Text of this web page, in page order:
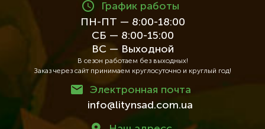
График работы
ПН-ПТ — 8:00-18:00
СБ — 8:00-15:00
ВС — Выходной
В сезон работаем без выходных!
Заказ через сайт принимаем круглосуточно и круглый год!
Электронная почта
info@litynsad.com.ua